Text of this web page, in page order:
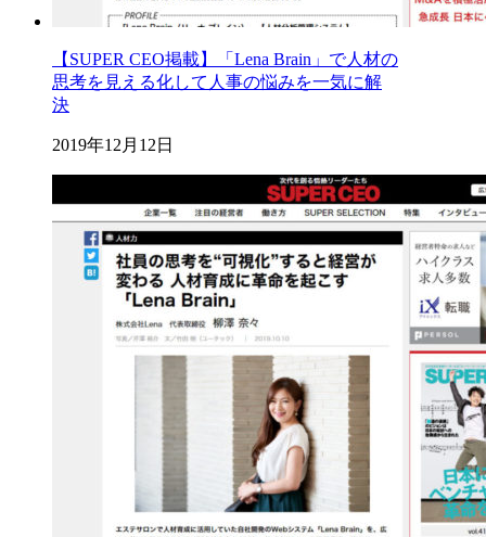
【SUPER CEO掲載】「Lena Brain」で人材の
思考を見える化して人事の悩みを一気に解
決
2019年12月12日